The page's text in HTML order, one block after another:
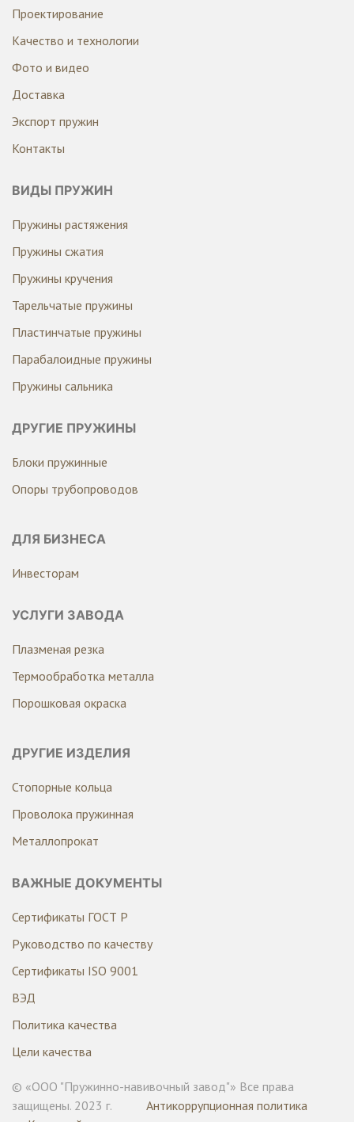
Проектирование
Качество и технологии
Фото и видео
Доставка
Экспорт пружин
Контакты
ВИДЫ ПРУЖИН
Пружины растяжения
Пружины сжатия
Пружины кручения
Тарельчатые пружины
Пластинчатые пружины
Парабалоидные пружины
Пружины сальника
ДРУГИЕ ПРУЖИНЫ
Блоки пружинные
Опоры трубопроводов
ДЛЯ БИЗНЕСА
Инвесторам
УСЛУГИ ЗАВОДА
Плазменая резка
Термообработка металла
Порошковая окраска
ДРУГИЕ ИЗДЕЛИЯ
Стопорные кольца
Проволока пружинная
Металлопрокат
ВАЖНЫЕ ДОКУМЕНТЫ
Сертификаты ГОСТ Р
Руководство по качеству
Сертификаты ISO 9001
ВЭД
Политика качества
Цели качества
© «ООО "Пружинно-навивочный завод"» Все права
защищены. 2023 г.
Антикоррупционная политика